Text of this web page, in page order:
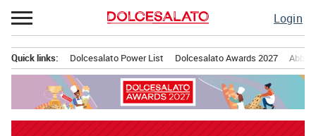
Passa
al
Login
principale
Quick links: Dolcesalato Power List Dolcesalato Awards 2027